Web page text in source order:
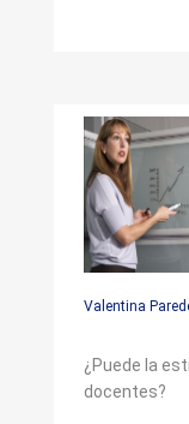
Valentina
¿Puede la
docentes?